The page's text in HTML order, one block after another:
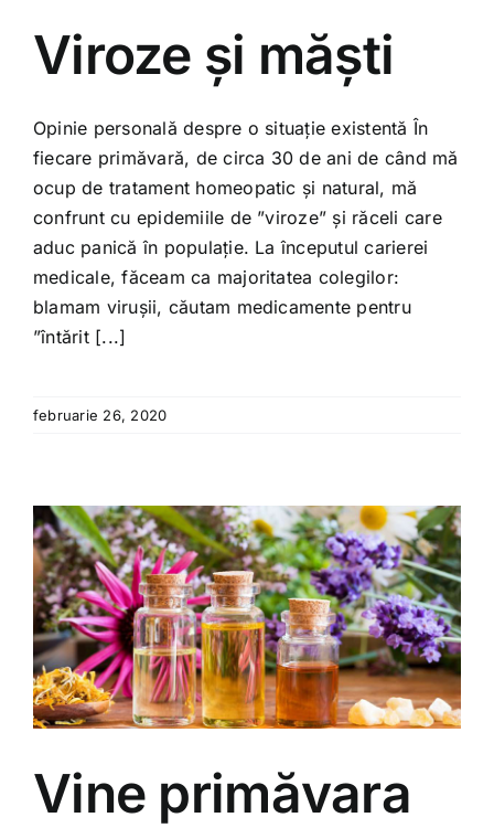
Viroze și măști
Opinie personală despre o situație existentă În
fiecare primăvară, de circa 30 de ani de când mă
ocup de tratament homeopatic și natural, mă
confrunt cu epidemiile de ”viroze” și răceli care
aduc panică în populație. La începutul carierei
medicale, făceam ca majoritatea colegilor:
blamam virușii, căutam medicamente pentru
”întărit [...]
februarie 26, 2020
Vine primăvara